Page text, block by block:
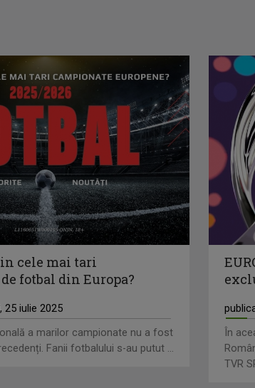
cele mai tari
fotbal din Europa?
25 iulie 2025
a marilor campionate nu a fost
Fanii fotbalului s-au putut ...
În
TVR